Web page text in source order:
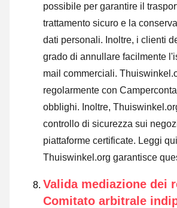
possibile per garantire il
trattamento sicuro e la
dati personali. Inoltre, i clienti
grado di annullare facilmente
mail commerciali.
regolarmente con
obblighi. Inoltre,
controllo di sicurezza sui
piattaforme certificate. Leggi
Thuiswinkel.org garantisce
Valida mediazione dei
Comitato arbitrale